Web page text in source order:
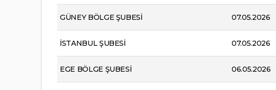
GÜNEY BÖLGE ŞUBESİ 07.05.2026
İSTANBUL ŞUBESİ 07.05.2026
EGE BÖLGE ŞUBESİ 06.05.2026